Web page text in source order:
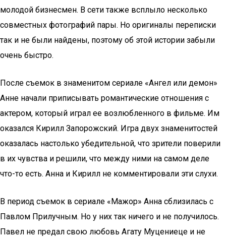
молодой бизнесмен. В сети также всплыло несколько
совместных фотографий пары. Но оригиналы переписки
так и не были найдены, поэтому об этой истории забыли
очень быстро.
После съемок в знаменитом сериале «Ангел или демон»
Анне начали приписывать романтические отношения с
актером, который играл ее возлюбленного в фильме. Им
оказался Кирилл Запорожский. Игра двух знаменитостей
оказалась настолько убедительной, что зрители поверили
в их чувства и решили, что между ними на самом деле
что-то есть. Анна и Кирилл не комментировали эти слухи.
В период съемок в сериале «Мажор» Анна сблизилась с
Павлом Прилучным. Но у них так ничего и не получилось.
Павел не предал свою любовь Агату Муцениеце и не